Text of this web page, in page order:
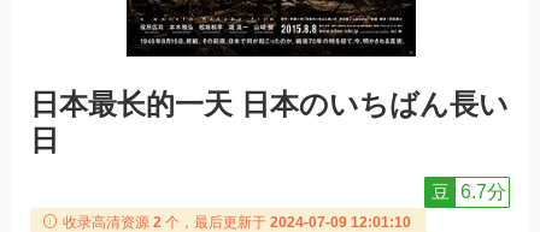
日本最长的一天 日本のいちばん長い
日
豆 6.7分
收录高清资源 2 个，最后更新于 2024-07-09 12:01:10